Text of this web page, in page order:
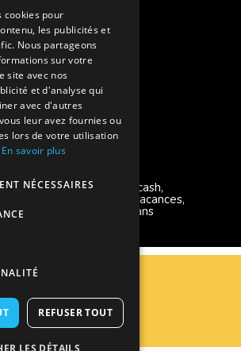
SUPERNOVA
acceptés
Espèces, Mandats cash,
général, Chèques vacances,
Prise en charge reçu sans
Plan du site
Espace Professionnels
cookies pour
les publicités et
Nous partageons
sur votre
site avec nos
et d'analyse qui
avec d'autres
leur avez fournies ou
lors de votre utilisation
En savoir plus
NÉCESSAIRES
REFUSER TOUT
LES DÉTAILS